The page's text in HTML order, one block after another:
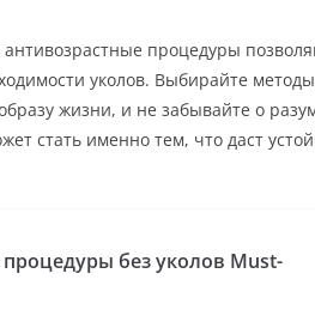
процедуры
уколов. Выбирайте
жизни, и не забывайте о
стать именно тем, что даст
без уколов Must-